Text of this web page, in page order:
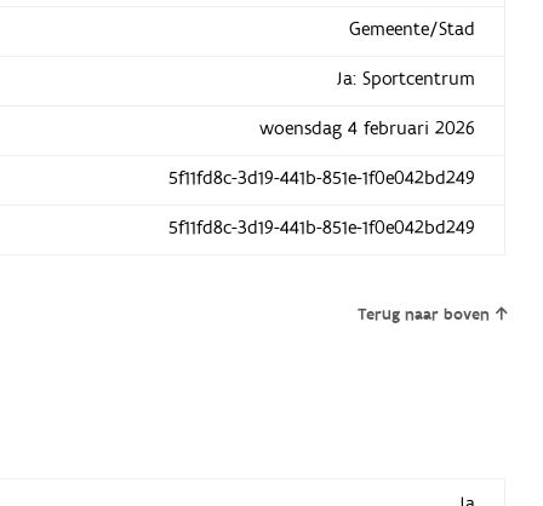
Gemeente/Stad
Ja: Sportcentrum
woensdag 4 februari 2026
5f11fd8c-3d19-441b-851e-1f0e042bd249
5f11fd8c-3d19-441b-851e-1f0e042bd249
Terug naar boven